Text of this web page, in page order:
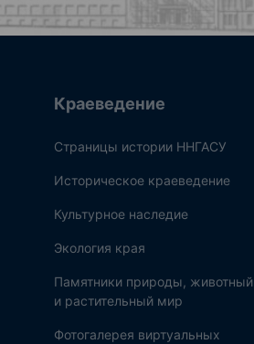
Краеведение
Страницы истории ННГАСУ
Историческое краеведение
Культурное наследие
Экология края
Памятники природы, животный
и растительный мир
Фотогалерея виртуальных